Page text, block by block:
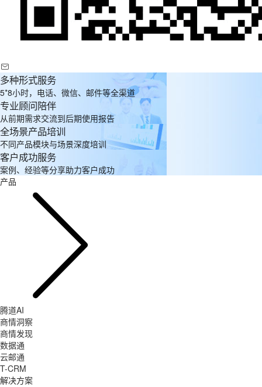
多种形式服务
5*8小时，电话、微信、邮件等全渠道
专业顾问陪伴
从前期需求交流到后期使用报告
全场景产品培训
不同产品模块与场景深度培训
客户成功服务
案例、经验等分享助力客户成功
产品
腾道AI
商情洞察
商情发现
数据通
云邮通
T-CRM
解决方案